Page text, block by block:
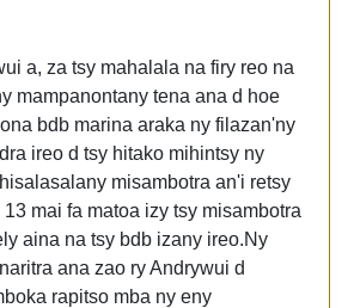
a, za tsy mahalala na firy reo na
mampanontany tena ana d hoe
bdb marina araka ny filazan'ny
ireo d tsy hitako mihintsy ny
misambotra an'i retsy
13 mai fa matoa izy tsy misambotra
aina na tsy bdb izany ireo.Ny
ana zao ry Andrywui d
rapitso mba ny eny